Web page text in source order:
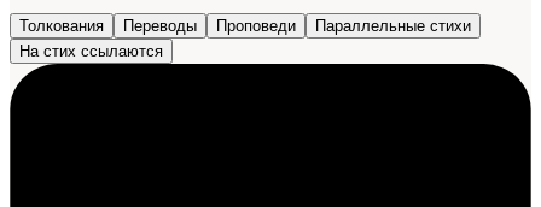
Толкования Переводы Проповеди
Параллельные стихи
На стих ссылаются